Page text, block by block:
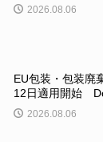
2026.08.06
EU包装・包装廃
12日適用開始
2026.08.06